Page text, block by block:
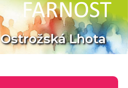
Ostrožská Lhota